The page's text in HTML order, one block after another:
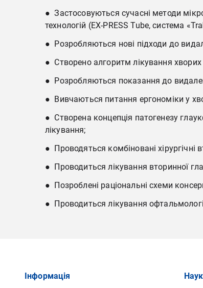
● Застосовуються сучасні методи
технологій (EX-PRESS Tube, система
● Розробляються нові підходи до
● Створено алгоритм лікування
● Розробляються показання до
● Вивчаються питання ергономіки у
● Створена концепція патогенезу
лікування;
● Проводяться комбіновані
● Проводиться лікування вторинної
● Позроблені раціональні схеми
● Проводиться лікування
Інформація